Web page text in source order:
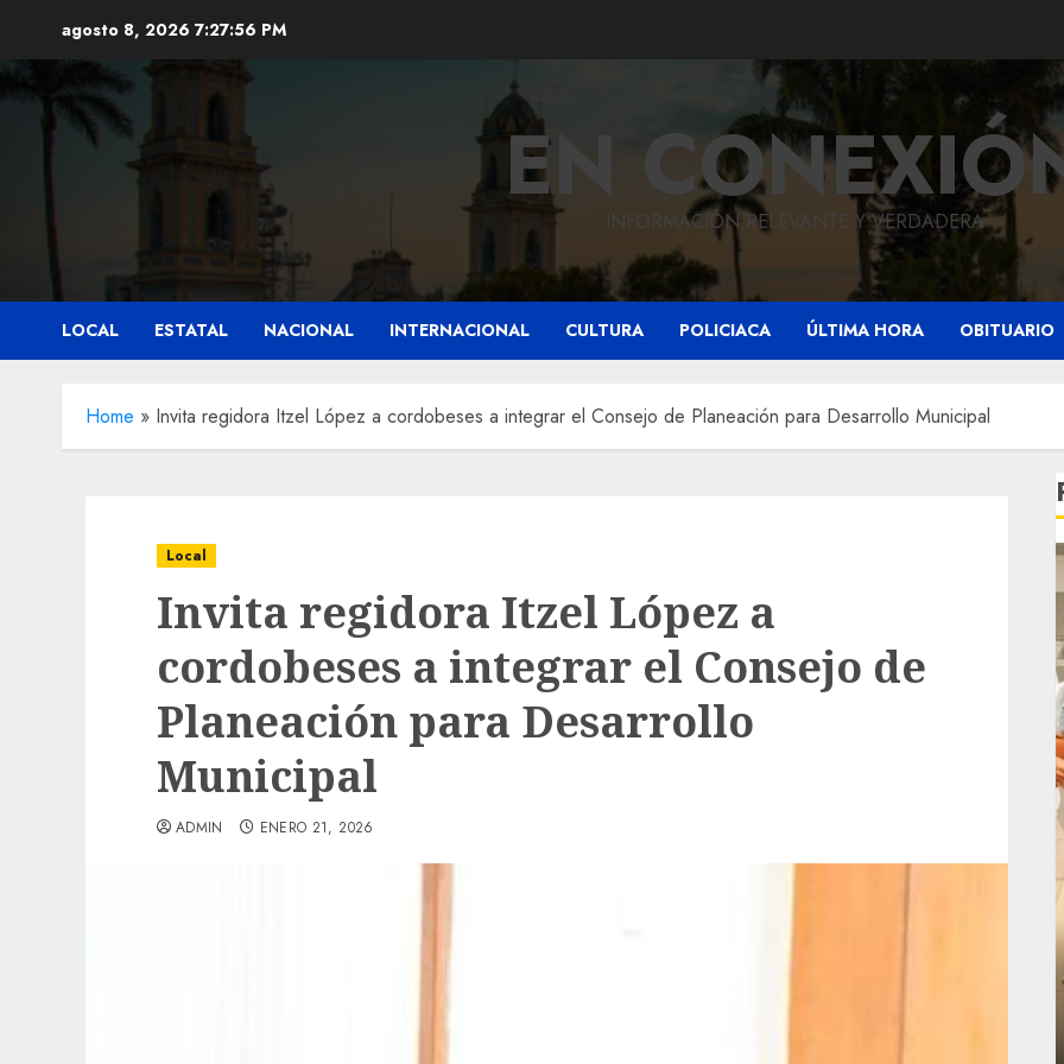
contenido
agosto 8, 2026 7:27:58 PM
ENINFORMACIÓN RELEVANTE Y VERDADERA.
LOCAL ESTATAL NACIONAL INTERNACIONAL CULTURA POLICIACA ÚLTIMA HORA OBITUARIO
Home » Invita regidora Itzel López a cordobeses a integrar el Consejo de Planeación para Desarrollo Municipal
Local
Invita regidora Itzel López a
cordobeses a integrar el Consejo de
Planeación para Desarrollo
Municipal
ADMIN ENERO 21, 2026